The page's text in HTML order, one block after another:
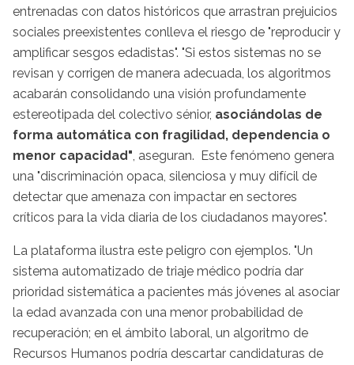
entrenadas con datos históricos que arrastran prejuicios
sociales preexistentes conlleva el riesgo de "reproducir y
amplificar sesgos edadistas". "Si estos sistemas no se
revisan y corrigen de manera adecuada, los algoritmos
acabarán consolidando una visión profundamente
estereotipada del colectivo sénior, asociándolas de
forma automática con fragilidad, dependencia o
menor capacidad" , aseguran. Este fenómeno genera
una "discriminación opaca, silenciosa y muy difícil de
detectar que amenaza con impactar en sectores
críticos para la vida diaria de los ciudadanos mayores".
La plataforma ilustra este peligro con ejemplos. "Un
sistema automatizado de triaje médico podría dar
prioridad sistemática a pacientes más jóvenes al asociar
la edad avanzada con una menor probabilidad de
recuperación; en el ámbito laboral, un algoritmo de
Recursos Humanos podría descartar candidaturas de